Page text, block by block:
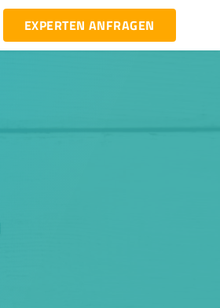
EXPERTEN ANFRAGEN